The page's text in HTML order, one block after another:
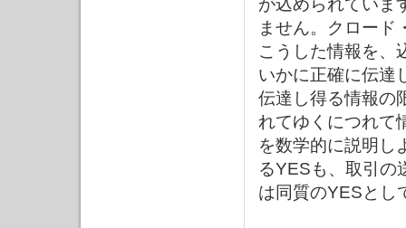
が込められていま
ません。クロード
こうした情報を、
いかに正確に伝達
伝達し得る情報の
れてゆくにつれて
を数学的に説明し
るYESも、取引の
は同質のYESとし